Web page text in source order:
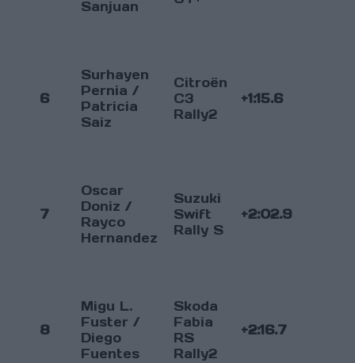
Sanjuan
6
Surhayen
Pernia /
Patricia
Saiz
Citroën
C3
Rally2
+1:15.6
7
Oscar
Doniz /
Rayco
Hernandez
Suzuki
Swift
Rally S
+2:02.9
8
Migu L.
Fuster /
Diego
Fuentes
Skoda
Fabia
RS
Rally2
+2:16.7